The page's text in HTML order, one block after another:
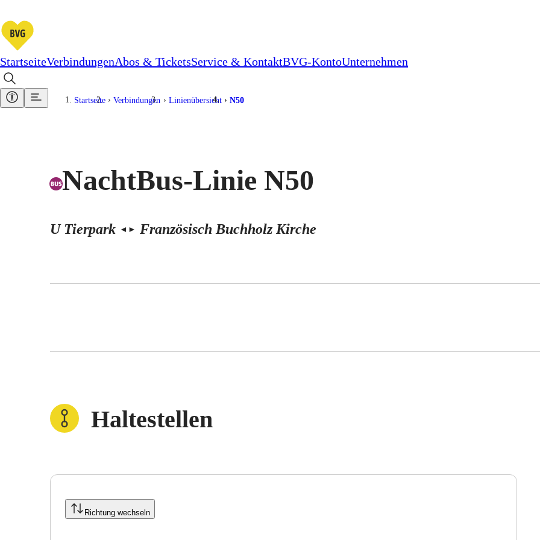
StartseiteVerbindungenAbos & TicketsService & KontaktBVG-KontoUnternehmen
Startseite Verbindungen Linienübersicht N50
NachtBus-Linie N50
U Tierpark ◄ ► Französisch Buchholz Kirche
Haltestellen
Richtung wechseln